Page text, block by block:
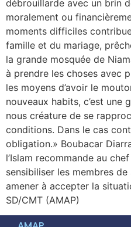
débrouillarde avec un brin
moralement ou
moments difficiles
famille et du mariage,
la grande mosquée de
à prendre les choses avec
les moyens d’avoir le
nouveaux habits, c’est
nous créature de se
conditions. Dans le cas
obligation.» Boubacar
l’Islam recommande au
sensibiliser les membres
amener à accepter la
SD/CMT (AMAP)